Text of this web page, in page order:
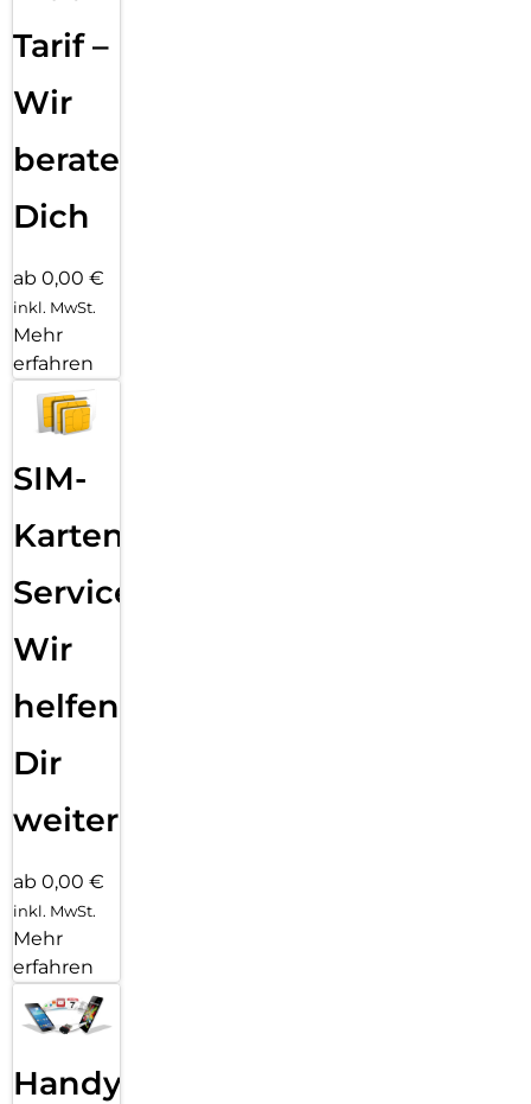
Tarif –
Wir
beraten
Dich
ab 0,00 €
inkl. MwSt.
Mehr
erfahren
SIM-
Karten
Service:
Wir
helfen
Dir
weiter
ab 0,00 €
inkl. MwSt.
Mehr
erfahren
Handy